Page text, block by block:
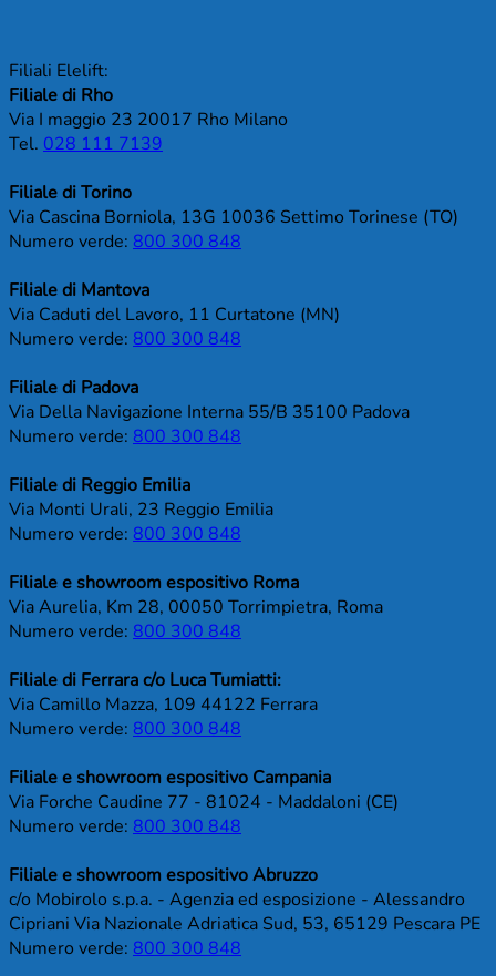
Filiali Elelift:
Filiale di Rho
Via I maggio 23 20017 Rho Milano
Tel. 028 111 7139
Filiale di Torino
Via Cascina Borniola, 13G 10036 Settimo Torinese (TO)
Numero verde: 800 300 848
Filiale di Mantova
Via Caduti del Lavoro, 11 Curtatone (MN)
Numero verde: 800 300 848
Filiale di Padova
Via Della Navigazione Interna 55/B 35100 Padova
Numero verde: 800 300 848
Filiale di Reggio Emilia
Via Monti Urali, 23 Reggio Emilia
Numero verde: 800 300 848
Filiale e showroom espositivo Roma
Via Aurelia, Km 28, 00050 Torrimpietra, Roma
Numero verde: 800 300 848
Filiale di Ferrara c/o Luca Tumiatti:
Via Camillo Mazza, 109 44122 Ferrara
Numero verde: 800 300 848
Filiale e showroom espositivo Campania
Via Forche Caudine 77 - 81024 - Maddaloni (CE)
Numero verde: 800 300 848
Filiale e showroom espositivo Abruzzo
c/o Mobirolo s.p.a. - Agenzia ed esposizione - Alessandro
Cipriani Via Nazionale Adriatica Sud, 53, 65129 Pescara PE
Numero verde: 800 300 848